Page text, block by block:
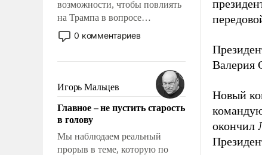
возможности, чтобы повлиять
на Трампа в вопросе
предоставления вооружений
своим нанимателям. Вероятно,
консультирует Киев, пришла в
голову мысль: хорошо бы
продемонстрировать, что
Украина вступила в
вооруженное противостояние
с Ираном.
0 комментариев
Игорь Мальцев
Главное – не пустить старость
в голову
Мы наблюдаем реальный
прорыв в теме, которую по
Валерия
Новый
окончил